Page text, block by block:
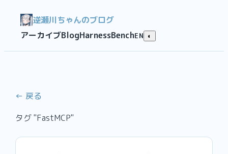
逆瀬川ちゃんのブログ
アーカイブBlogHarnessBenchEN ◐
← 戻る
タグ "FastMCP"